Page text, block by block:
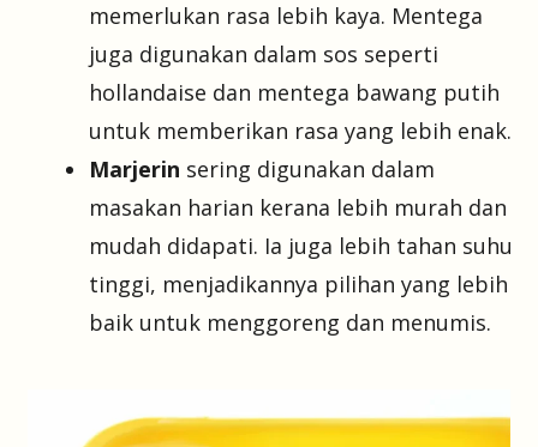
memerlukan rasa lebih kaya. Mentega
juga digunakan dalam sos seperti
hollandaise dan mentega bawang putih
untuk memberikan rasa yang lebih enak.
Marjerin sering digunakan dalam
masakan harian kerana lebih murah dan
mudah didapati. Ia juga lebih tahan suhu
tinggi, menjadikannya pilihan yang lebih
baik untuk menggoreng dan menumis.